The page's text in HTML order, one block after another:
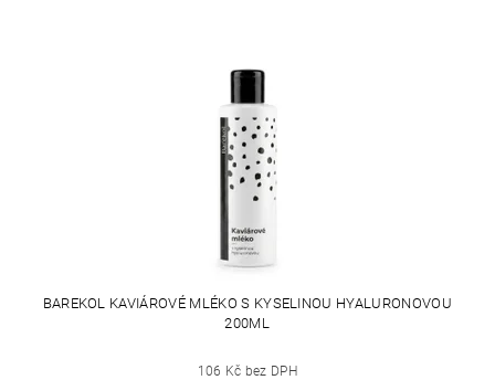
BAREKOL KAVIÁROVÉ MLÉKO S KYSELINOU HYALURONOVOU
200ML
106 Kč bez DPH